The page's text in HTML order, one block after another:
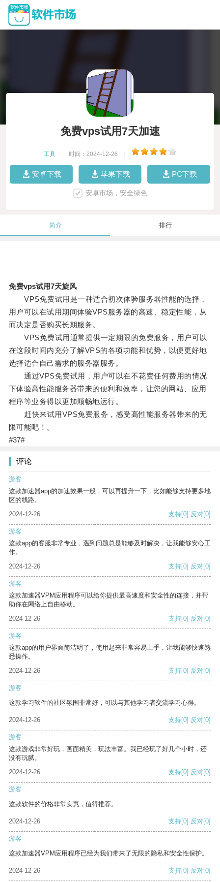
免费vps试用7天加速
工具 时间：2024-12-26
安卓下载 苹果下载 PC下载
安卓市场，安全绿色
简介 排行
免费vps试用7天旋风
VPS免费试用是一种适合初次体验服务器性能的选择，
用户可以在试用期间体验VPS服务器的高速、稳定性能，从
而决定是否购买长期服务。
VPS免费试用通常提供一定期限的免费服务，用户可以
在这段时间内充分了解VPS的各项功能和优势，以便更好地
选择适合自己需求的服务器服务。
通过VPS免费试用，用户可以在不花费任何费用的情况
下体验高性能服务器带来的便利和效率，让您的网站、应用
程序等业务得以更加顺畅地运行。
赶快来试用VPS免费服务，感受高性能服务器带来的无
限可能吧！。
#37#
评论
游客
这款加速器app的加速效果一般，可以再提升一下，比如能够支持更多地
区的线路。
2024-12-26
支持[0] 反对[0]
游客
这款app的客服非常专业，遇到问题总是能够及时解决，让我能够安心工
作。
2024-12-26
支持[0] 反对[0]
游客
这款加速器VPM应用程序可以给你提供最高速度和安全性的连接，并帮
助你在网络上自由移动。
2024-12-26
支持[0] 反对[0]
游客
这款app的用户界面简洁明了，使用起来非常容易上手，让我能够快速熟
悉操作。
2024-12-26
支持[0] 反对[0]
游客
这款学习软件的社区氛围非常好，可以与其他学习者交流学习心得。
2024-12-26 支持[0] 反对[0]
游客
这款游戏非常好玩，画面精美，玩法丰富。我已经玩了好几个小时，还
没有玩腻。
2024-12-26
支持[0] 反对[0]
游客
这款软件的价格非常实惠，值得推荐。
2024-12-26 支持[0] 反对[0]
游客
这款加速器VPM应用程序已经为我们带来了无限的隐私和安全性保护。
2024-12-26 支持[0] 反对[0]